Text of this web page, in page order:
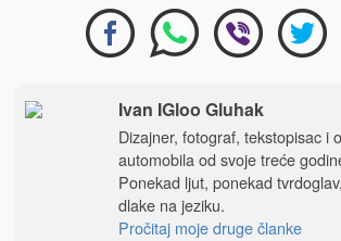
Ivan IGloo Gluhak
Dizajner, fotograf, tekstopisac i
automobila od svoje treće
Ponekad ljut, ponekad
dlake na jeziku.
Pročitaj moje druge članke